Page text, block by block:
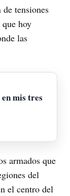
tensiones
hoy
las
mis tres
armados que
del
el centro del